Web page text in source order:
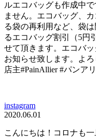
ルエコバッグも作成中
ません。エコバッグ、
る袋の再利用など、袋
るエコバッグ割引（5円
せて頂きます。エコバ
お知らせ致します。よ
店主#PainAllier #パンア
instagram
2020.06.01
こんにちは！コロナも